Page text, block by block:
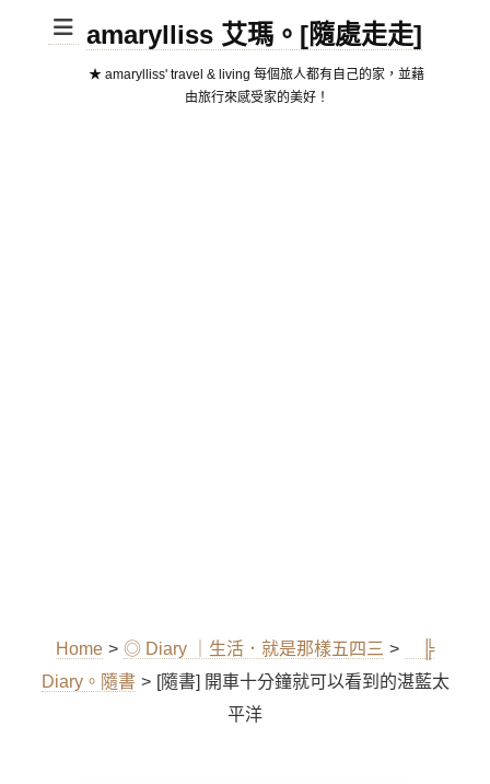
amarylliss 艾瑪。[隨處走走]
★ amarylliss' travel & living 每個旅人都有自己的家，並藉
由旅行來感受家的美好！
Home > ◎ Diary ｜生活．就是那樣五四三 >
╠
Diary。隨書 > [隨書] 開車十分鐘就可以看到的湛藍太
平洋